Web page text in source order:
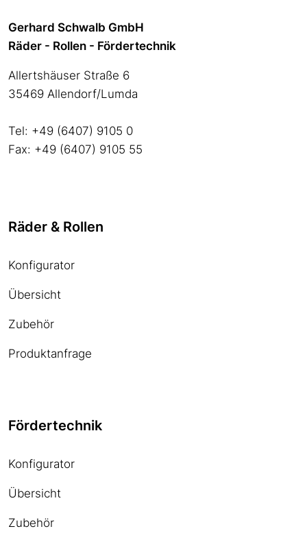
Gerhard Schwalb GmbH
Räder - Rollen - Fördertechnik
Allertshäuser Straße 6
35469 Allendorf/Lumda
Tel: +49 (6407) 9105 0
Fax: +49 (6407) 9105 55
Räder & Rollen
Konfigurator
Übersicht
Zubehör
Produktanfrage
Fördertechnik
Konfigurator
Übersicht
Zubehör